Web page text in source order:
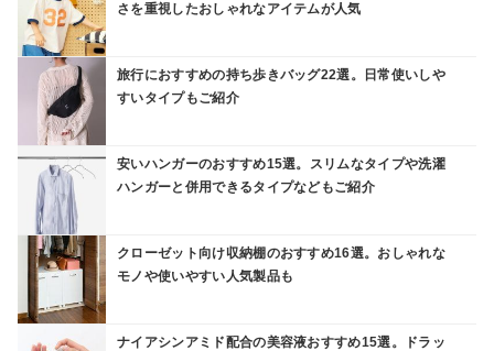
さを重視したおしゃれなアイテムが人気
旅行におすすめの持ち歩きバッグ22選。日常使いしや
すいタイプもご紹介
安いハンガーのおすすめ15選。スリムなタイプや洗濯
ハンガーと併用できるタイプなどもご紹介
クローゼット向け収納棚のおすすめ16選。おしゃれな
モノや使いやすい人気製品も
ナイアシンアミド配合の美容液おすすめ15選。ドラッ